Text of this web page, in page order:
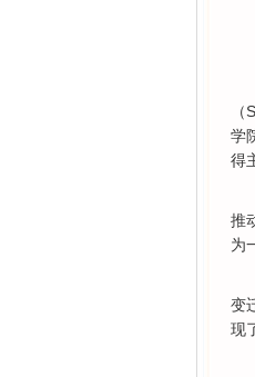
学
得
推
为
变
现